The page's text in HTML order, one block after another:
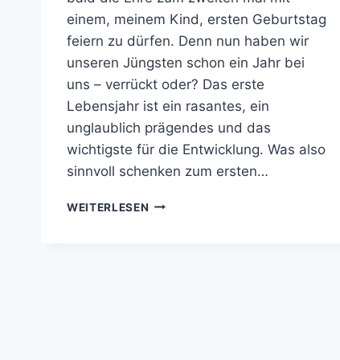
einem, meinem Kind, ersten Geburtstag
feiern zu dürfen. Denn nun haben wir
unseren Jüngsten schon ein Jahr bei
uns – verrückt oder? Das erste
Lebensjahr ist ein rasantes, ein
unglaublich prägendes und das
wichtigste für die Entwicklung. Was also
sinnvoll schenken zum ersten…
WEITERLESEN GESCHENKIDEEN